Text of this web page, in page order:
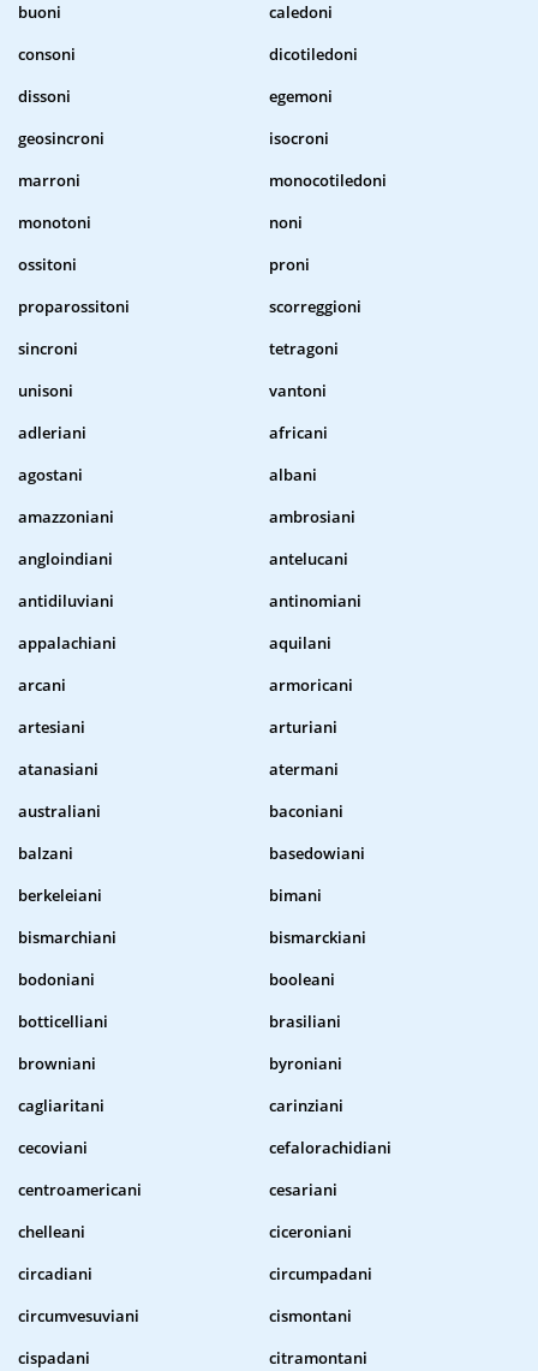
buoni
caledoni
consoni
dicotiledoni
dissoni
egemoni
geosincroni
isocroni
marroni
monocotiledoni
monotoni
noni
ossitoni
proni
proparossitoni
scorreggioni
sincroni
tetragoni
unisoni
vantoni
adleriani
africani
agostani
albani
amazzoniani
ambrosiani
angloindiani
antelucani
antidiluviani
antinomiani
appalachiani
aquilani
arcani
armoricani
artesiani
arturiani
atanasiani
atermani
australiani
baconiani
balzani
basedowiani
berkeleiani
bimani
bismarchiani
bismarckiani
bodoniani
booleani
botticelliani
brasiliani
browniani
byroniani
cagliaritani
carinziani
cecoviani
cefalorachidiani
centroamericani
cesariani
chelleani
ciceroniani
circadiani
circumpadani
circumvesuviani
cismontani
cispadani
citramontani